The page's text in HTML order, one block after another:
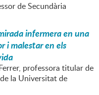
de Secundària
infermera en una
i malestar en els
professora titular de
la Universitat de